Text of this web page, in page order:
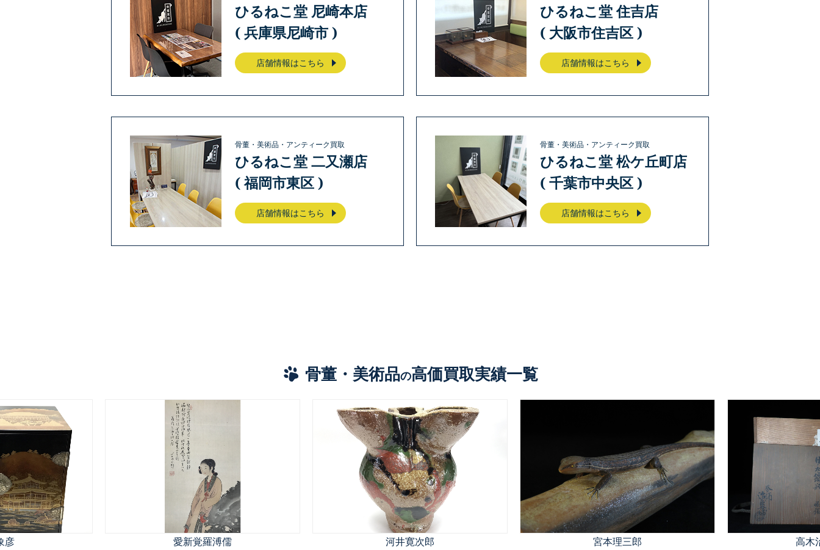
ひるねこ堂 尼崎本店
( 兵庫県尼崎市 )
店舗情報はこちら
ひるねこ堂 住吉店
( 大阪市住吉区 )
店舗情報はこちら
骨董・美術品・アンティーク買取
ひるねこ堂 二又瀬店
( 福岡市東区 )
店舗情報はこちら
骨董・美術品・アンティーク買取
ひるねこ堂 松ケ丘町店
( 千葉市中央区 )
店舗情報はこちら
骨董・美術品の高価買取実績一覧
彦 愛新覚羅溥儒 河井寛次郎 宮本理三郎 高木